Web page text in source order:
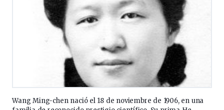
Wang Ming-chen nació el 18 de noviembre de 1906, en una